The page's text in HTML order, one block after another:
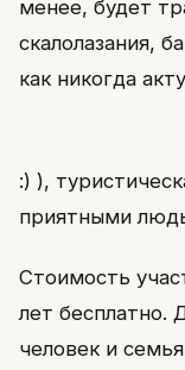
менее, будет
скалолазания,
как никогда
:) ),
приятными
Стоимость
лет бесплатно.
человек и